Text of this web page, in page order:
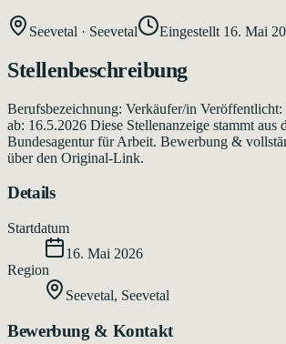
Seevetal · Seevetal Eingestellt 16. Mai
Stellenbeschreibung
Berufsbezeichnung: Verkäufer/in
ab: 16.5.2026 Diese Stellenanzeige stammt aus
Bundesagentur für Arbeit. Bewerbung &
über den Original-Link.
Details
Startdatum
16. Mai 2026
Region
Seevetal, Seevetal
Bewerbung & Kontakt